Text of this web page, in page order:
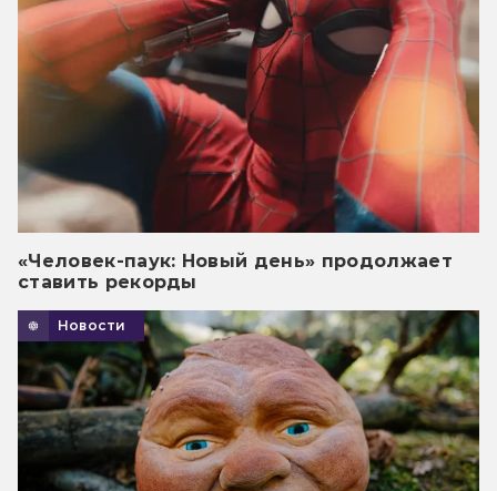
«Человек-паук: Новый день» продолжает
ставить рекорды
Новости